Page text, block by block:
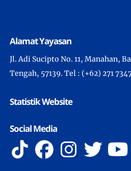
Alamat Yayasan
Jl. Adi Sucipto No. 11, Manahan,
Tengah, 57139. Tel : (+62) 271
Statistik Website
Social Media